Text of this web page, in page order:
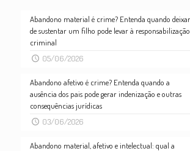
Abandono material é crime? Entenda quando deixar
de sustentar um filho pode levar à responsabilização
criminal
05/06/2026
Abandono afetivo é crime? Entenda quando a
ausência dos pais pode gerar indenização e outras
consequências jurídicas
03/06/2026
Abandono material, afetivo e intelectual: qual a